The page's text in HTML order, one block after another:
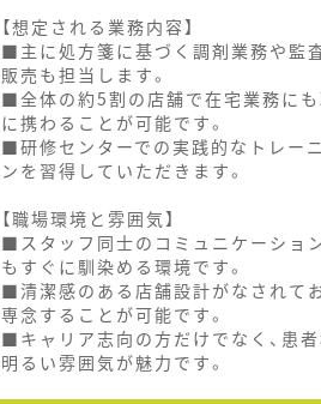
【想定される業務内容】
■主に処方箋に基づく調剤業務や監
販売も担当します。
■全体の約5割の店舗で在宅業務に
に携わることが可能です。
■研修センターでの実践的なトレー
ンを習得していただきます。
【職場環境と雰囲気】
■スタッフ同士のコミュニケーショ
もすぐに馴染める環境です。
■清潔感のある店舗設計がなされて
専念することが可能です。
■キャリア志向の方だけでなく、患
明るい雰囲気が魅力です。